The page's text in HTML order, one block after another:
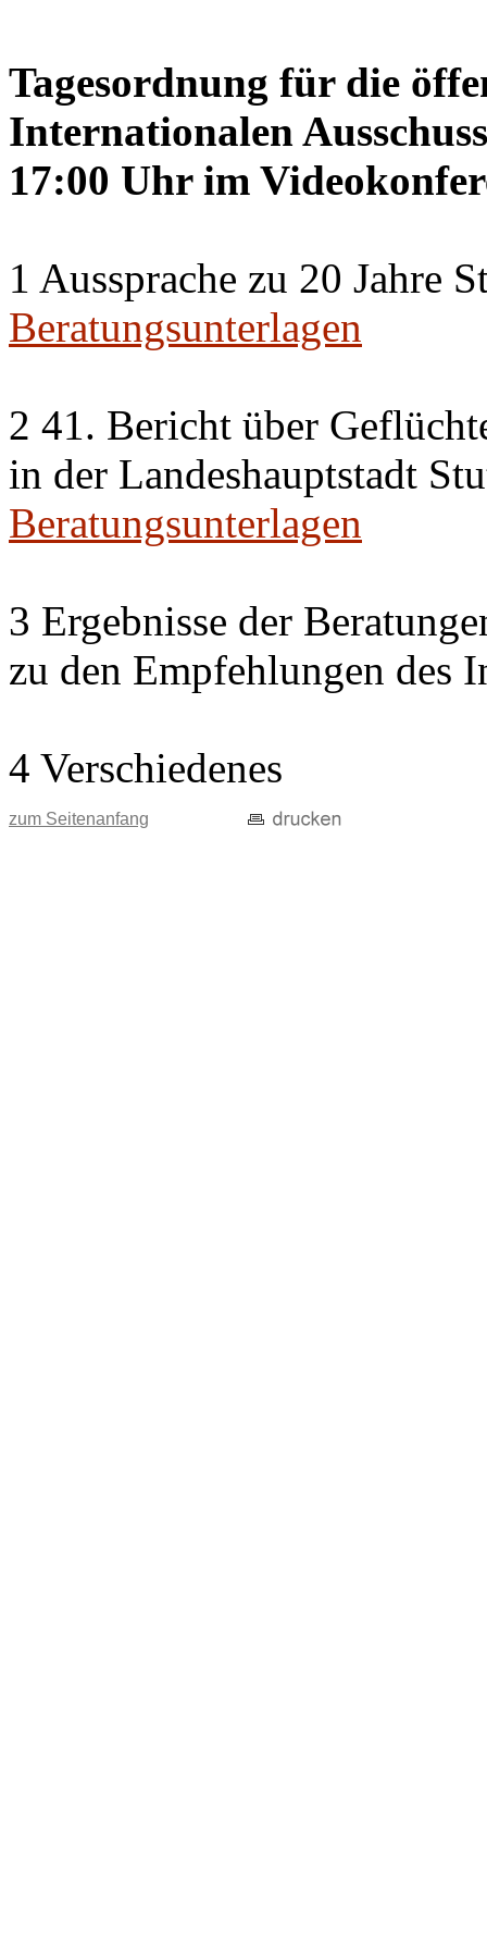
Tagesordnung für die
Internationalen
17:00 Uhr im
1 Aussprache zu 20 Jahre
Beratungsunterlagen
2 41. Bericht über
in der Landeshauptstadt
Beratungsunterlagen
3 Ergebnisse der
zu den Empfehlungen des
4 Verschiedenes
zum Seitenanfang